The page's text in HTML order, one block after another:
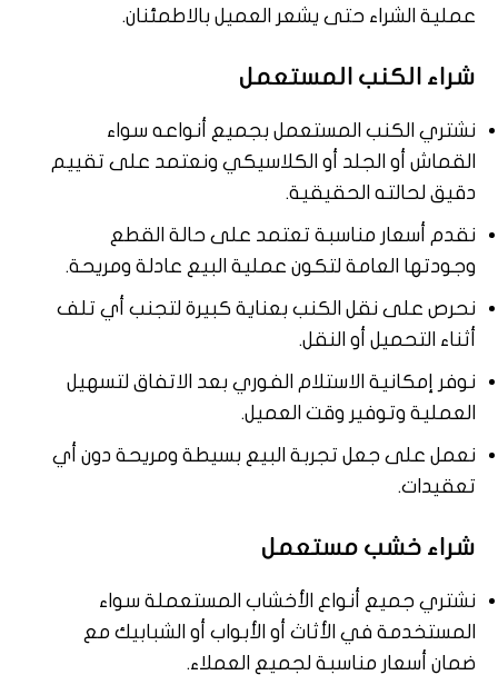
عملية الشراء حتى يشعر العميل بالاطمئنان.
شراء الكنب المستعمل
نشتري الكنب المستعمل بجميع أنواعه سواء
القماش أو الجلد أو الكلاسيكي ونعتمد على تقييم
دقيق لحالته الحقيقية.
نقدم أسعار مناسبة تعتمد على حالة القطع
وجودتها العامة لتكون عملية البيع عادلة ومريحة.
نحرص على نقل الكنب بعناية كبيرة لتجنب أي تلف
أثناء التحميل أو النقل.
نوفر إمكانية الاستلام الفوري بعد الاتفاق لتسهيل
العملية وتوفير وقت العميل.
نعمل على جعل تجربة البيع بسيطة ومريحة دون أي
تعقيدات.
شراء خشب مستعمل
نشتري جميع أنواع الأخشاب المستعملة سواء
المستخدمة في الأثاث أو الأبواب أو الشبابيك مع
ضمان أسعار مناسبة لجميع العملاء.